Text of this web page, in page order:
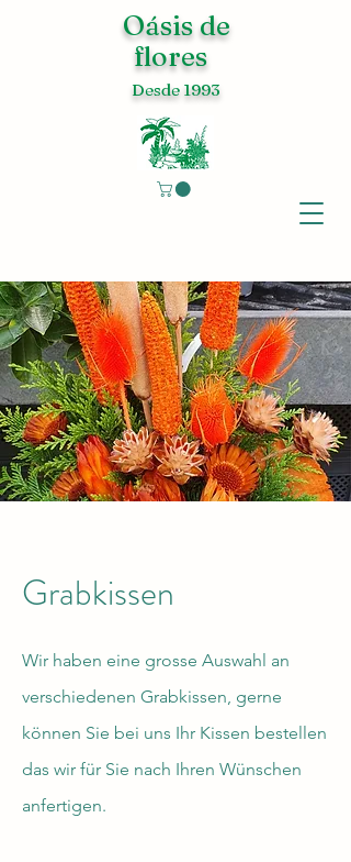
Oásis de
flores
Desde 1993
Grabkissen
Wir haben eine grosse Auswahl an
verschiedenen Grabkissen, gerne
können Sie bei uns Ihr Kissen bestellen
das wir für Sie nach Ihren Wünschen
anfertigen.